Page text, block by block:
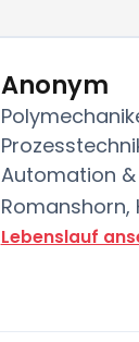
Anonym
Automation
Romanshorn,
Lebenslauf